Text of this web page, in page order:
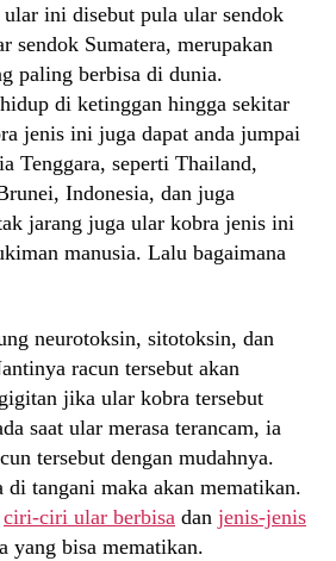
ini disebut pula ular sendok
sendok Sumatera, merupakan
paling berbisa di dunia.
di ketinggan hingga sekitar
jenis ini juga dapat anda jumpai
Tenggara, seperti Thailand,
Indonesia, dan juga
jarang juga ular kobra jenis ini
manusia. Lalu bagaimana
neurotoksin, sitotoksin, dan
racun tersebut akan
jika ular kobra tersebut
saat ular merasa terancam, ia
tersebut dengan mudahnya.
di tangani maka akan mematikan.
ciri-ciri ular berbisa dan jenis-jenis
yang bisa mematikan.